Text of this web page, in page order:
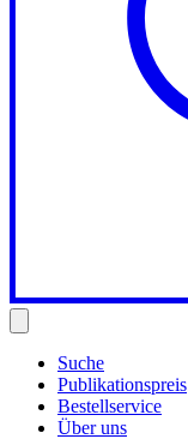
Suche
Publikationspreis
Bestellservice
Über uns